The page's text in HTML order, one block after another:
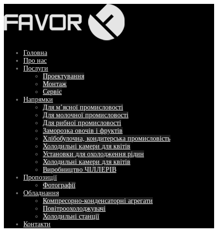
до
вмісту
Головна
Про нас
Послуги
Проектування
Монтаж
Сервіс
Напрямки
Для м’ясної промисловості
Для молочної промисловості
Для рибної промисловості
Заморозка овочів і фруктів
Хлібобулочна, кондитерська промисловість
Холодильні камери для квітів
Установки для охолодження рідин
Холодильні камери для квітів
Виробництво ЧІЛЛЕРІВ
Пропозиції
Фотографії
Обладнання
Компресорно-конденсаторні агрегати
Повітроохолоджувачі
Холодильні станції
Контакти